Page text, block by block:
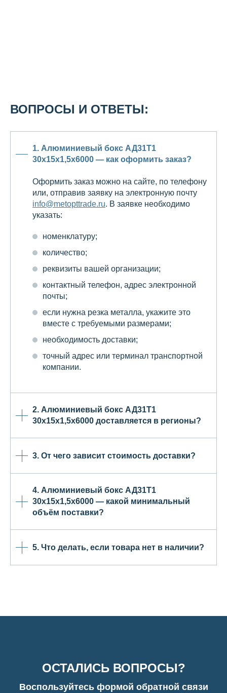
ВОПРОСЫ И ОТВЕТЫ:
1. Алюминиевый бокс АД31Т1
30х15х1,5х6000 — как оформить заказ?
Оформить заказ можно на сайте, по телефону
или, отправив заявку на электронную почту
info@metopttrade.ru. В заявке необходимо
указать:
номенклатуру;
количество;
реквизиты вашей организации;
контактный телефон, адрес электронной
почты;
если нужна резка металла, укажите это
вместе с требуемыми размерами;
необходимость доставки;
точный адрес или терминал транспортной
компании.
2. Алюминиевый бокс АД31Т1
30х15х1,5х6000 доставляется в регионы?
3. От чего зависит стоимость доставки?
4. Алюминиевый бокс АД31Т1
30х15х1,5х6000 — какой минимальный
объём поставки?
5. Что делать, если товара нет в наличии?
ОСТАЛИСЬ ВОПРОСЫ?
Воспользуйтесь формой обратной связи